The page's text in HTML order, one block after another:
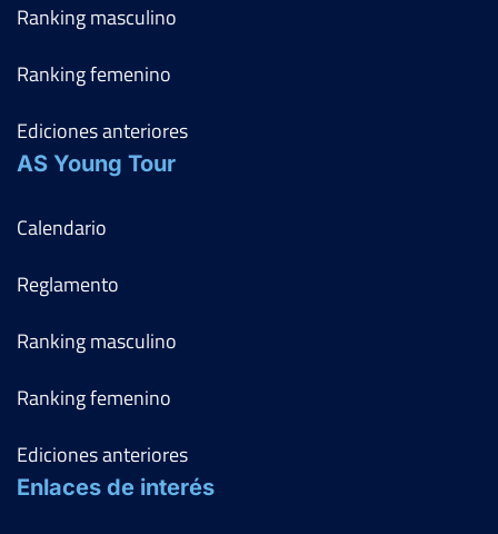
Ranking masculino
Ranking femenino
Ediciones anteriores
AS Young Tour
Calendario
Reglamento
Ranking masculino
Ranking femenino
Ediciones anteriores
Enlaces de interés